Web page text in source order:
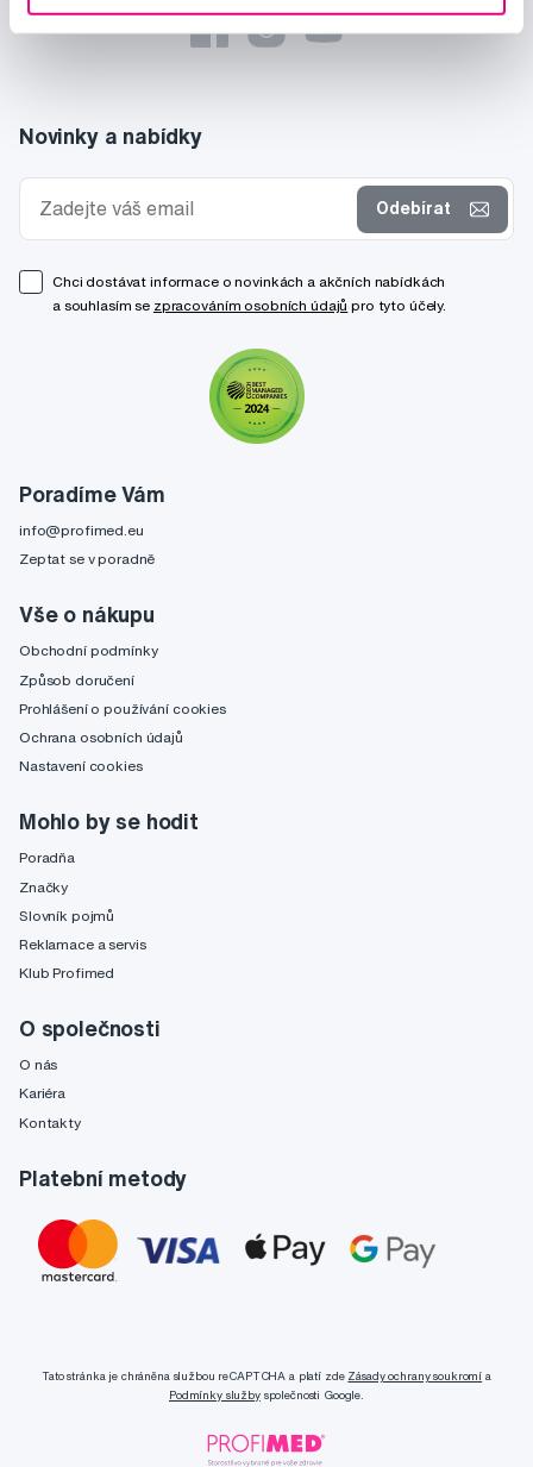
Poradíme Vám
info@profimed.eu
Zeptat se v poradně
Vše o nákupu
Obchodní podmínky
Způsob doručení
Prohlášení o používání cookies
Ochrana osobních údajů
Nastavení cookies
Mohlo by se hodit
Poradňa
Značky
Slovník pojmů
Reklamace a servis
Klub Profimed
O společnosti
O nás
Kariéra
Kontakty
Platební metody
Novinky a nabídky
Odebírat
Chci dostávat informace o novinkách a akčních nabídkách
a souhlasím se zpracováním osobních údajů pro tyto účely.
Tato stránka je chráněna službou reCAPTCHA a platí zde Zásady ochrany soukromí a
Podmínky službyspolečnosti Google.